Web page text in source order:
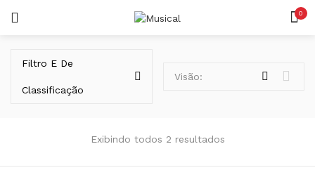
0
Exibindo todos 2 resultados
Filtro E De
Classificação
Visão: